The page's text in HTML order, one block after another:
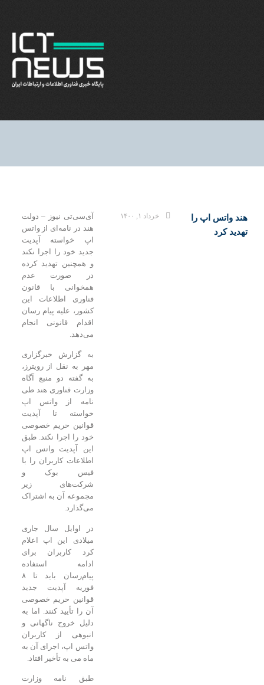
واتس اپ را
کرد
خرداد ۱, ۱۴۰۰
آی‌سی‌تی نیوز – دولت
هند در نامه‌ای از واتس
اپ خواسته آپدیت
جدید خود را اجرا نکند
و همچنین تهدید کرده
در صورت عدم
همخوانی با قانون
فناوری اطلاعات این
کشور، علیه پیام رسان
اقدام قانونی انجام
می‌دهد.
به گزارش خبرگزاری
مهر به نقل از رویترز،
به گفته دو منبع آگاه
وزارت فناوری هند طی
نامه از واتس اپ
خواسته تا آپدیت
قوانین حریم خصوصی
خود را اجرا نکند. طبق
این آپدیت واتس اپ
اطلاعات کاربران را با
فیس بوک و
شرکت‌های زیر
مجموعه آن به اشتراک
می‌گذارد.
در اوایل سال جاری
میلادی این اپ اعلام
کرد کاربران برای
ادامه استفاده
فوریه آپدیت جدید
قوانین حریم خصوصی
آن را تأیید کنند. اما به
دلیل خروج ناگهانی و
انبوهی از کاربران
واتس اپ، اجرای آن به
ماه می به تأخیر افتاد.
طبق نامه وزارت